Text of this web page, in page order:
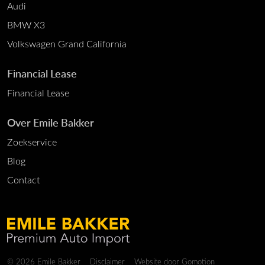
Audi
BMW X3
Volkswagen Grand California
Financial Lease
Financial Lease
Over Emile Bakker
Zoekservice
Blog
Contact
© 2026 Emile Bakker Disclaimer Website door Gomotion